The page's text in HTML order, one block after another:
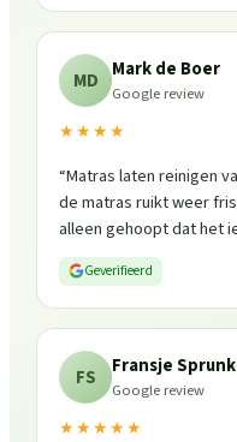
MD Mark de Boer
Google review
★★★★
“Matras laten reinigen
de matras ruikt weer
alleen gehoopt dat het
Geverifieerd
FS Fransje
Google review
★★★★★